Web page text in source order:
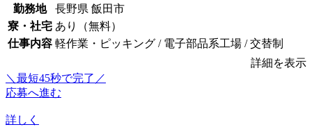
勤務地
長野県 飯田市
寮・社宅 あり（無料）
仕事内容 軽作業・ピッキング / 電子部品系工場 / 交替制
詳細を表示
＼最短45秒で完了／
応募へ進む
詳しく